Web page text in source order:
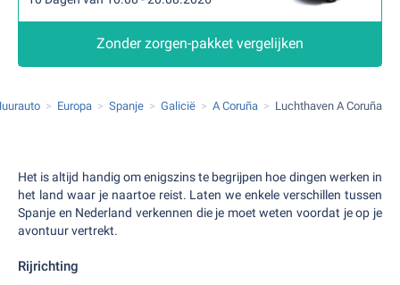
Zonder zorgen-pakket vergelijken
Europa Spanje Galicië A Coruña Luchthaven A Coruña
Het is altijd handig om enigszins te begrijpen hoe dingen werken in
het land waar je naartoe reist. Laten we enkele verschillen tussen
Spanje en Nederland verkennen die je moet weten voordat je op je
avontuur vertrekt.
Rijrichting